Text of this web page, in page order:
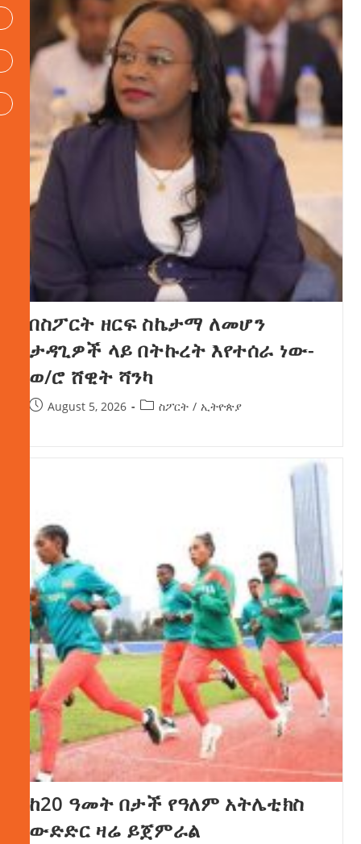
በስፖርት ዘርፍ ስኬታማ ለመሆን
ታዳጊዎች ላይ በትኩረት እየተሰራ ነው-
ወ/ሮ ሸዊት ሻንካ
August 5, 2026 ስፖርት / ኢትዮጵያ
ከ20 ዓመት በታች የዓለም አትሌቲክስ
ውድድር ዛሬ ይጀምራል